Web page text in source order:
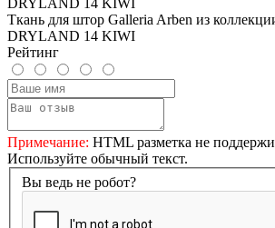
Ткань для штор Galleria Arben из
DRYLAND 14 KIWI
Рейтинг
Примечание: HTML разметка не
Используйте обычный текст.
Вы ведь не робот?